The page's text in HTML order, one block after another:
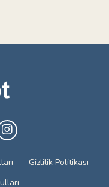
Gizlilik Politikası